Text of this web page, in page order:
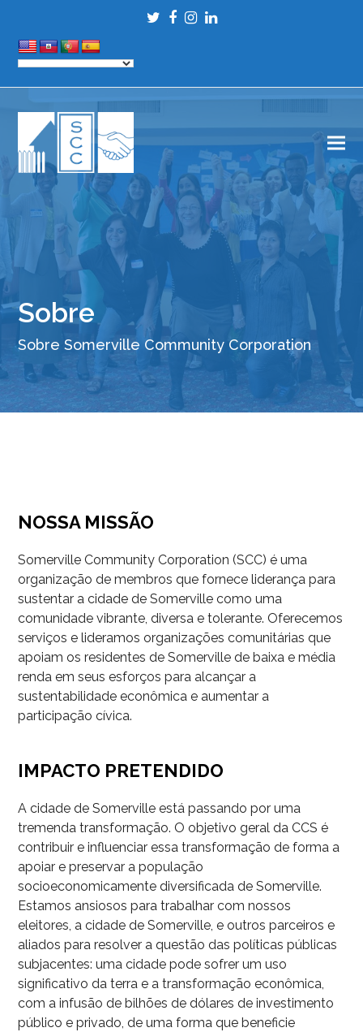
Twitter
Facebook
Instagram
LinkedIn
Sobre
Sobre Somerville Community Corporation
NOSSA MISSÃO
Somerville Community Corporation (SCC) é uma
organização de membros que fornece liderança para
sustentar a cidade de Somerville como uma
comunidade vibrante, diversa e tolerante. Oferecemos
serviços e lideramos organizações comunitárias que
apoiam os residentes de Somerville de baixa e média
renda em seus esforços para alcançar a
sustentabilidade econômica e aumentar a
participação cívica.
IMPACTO PRETENDIDO
A cidade de Somerville está passando por uma
tremenda transformação. O objetivo geral da CCS é
contribuir e influenciar essa transformação de forma a
apoiar e preservar a população
socioeconomicamente diversificada de Somerville.
Estamos ansiosos para trabalhar com nossos
eleitores, a cidade de Somerville, e outros parceiros e
aliados para resolver a questão das políticas públicas
subjacentes: uma cidade pode sofrer um uso
significativo da terra e a transformação econômica,
com a infusão de bilhões de dólares de investimento
público e privado, de uma forma que beneficie